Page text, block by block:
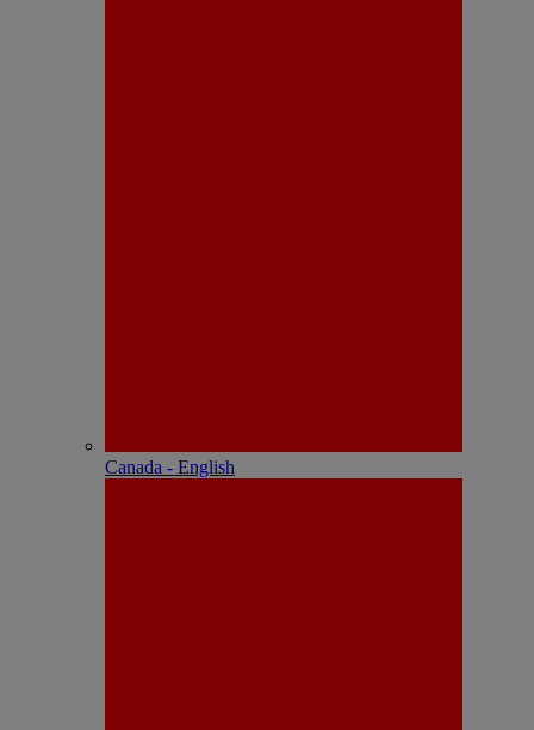
Canada - English